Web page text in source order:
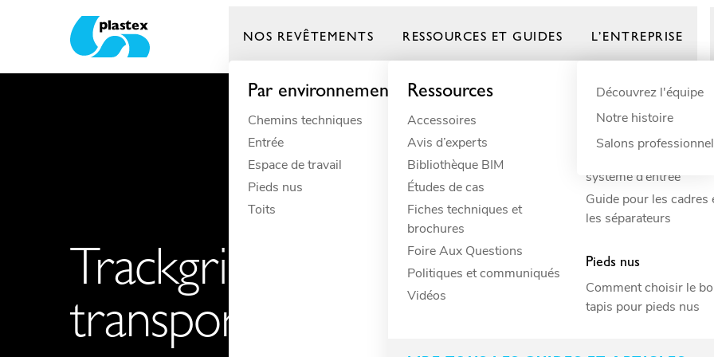
NOS REVÊTEMENTS
Par environnement
Chemins techniques
Entrée
Espace de travail
Pieds nus
Toits
Par besoin
Amortissement
Antidérapant
Anti-fatigue
Déversement
Drainage
ESD
Évacuation
Hygiène
Isolation électrique
Par domaine
Animaux
Bâtiment
Bâtiments
Écoles
Industriel
Marin
RESSOURCES ET GUIDES
Ressources
Accessoires
Avis d’experts
Bibliothèque BIM
Études de cas
Fiches techniques et
brochures
Foire Aux Questions
Politiques et communiqués
Vidéos
Guides de
Comment concevoir
système d’entrée
Guide pour les cadres
les séparateurs
Pieds nus
Comment choisir le
tapis pour pieds nus
L’ENTREPRISE
Découvrez l'équipe
Notre histoire
Salons
Trackgrip dissipe la saleté dans
transport très fréquentés